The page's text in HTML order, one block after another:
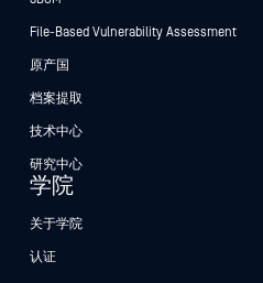
File-Based Vulnerability Assessment
原产国
档案提取
技术中心
研究中心
学院
关于学院
认证